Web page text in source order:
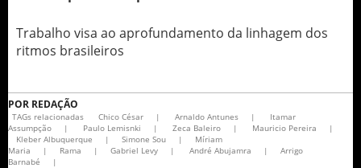
Trabalho visa ao aprofundamento da linhagem dos
ritmos brasileiros
POR REDAÇÃO
TAGs relacionadas Chico César | Arnaldo Antunes |
Itamar
Assumpção
| Paulo Lemisnki | Zeca Baleiro | Mauricio Pereira
|
Kleber Albuquerque
| Simone Sou |
Míriam
Maria
| Rama | Gabriel Levy | André Abujamra |
Arrigo
Barnabé
|